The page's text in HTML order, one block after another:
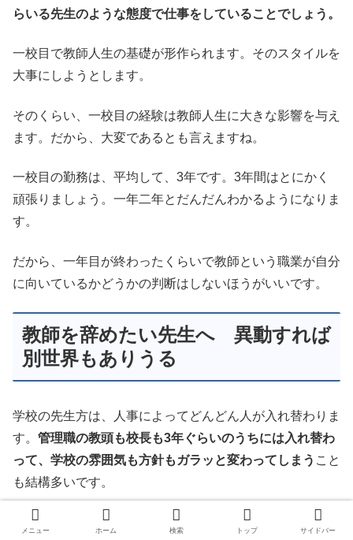
らいる先生のような態度で仕事をしていることでしょう。
一校目で教師人生の基礎が形作られます。そのスタイルを
大事にしようとします。
そのくらい、一校目の経験は教師人生に大きな影響を与え
ます。だから、大変であるとも言えますね。
一校目の勤務は、平均して、3年です。3年間はとにかく
頑張りましょう。一年二年とだんだんわかるようになりま
す。
だから、一年目が終わったくらいで教師という職業が自分
に向いているかどうかの判断はしないほうがいいです。
教師を辞めたい先生へ 異動すれば
別世界もありうる
学校の先生方は、人事によってどんどん人が入れ替わりま
す。 管理職の教頭も校長も3年ぐらいのうちには入れ替わ
って、学校の雰囲気も方針もガラッと変わってしまう こと
も結構多いです。
一緒に働く同僚も数年のうちにはバラバラになります。毎
メニュー ホーム 検索 トップ サイドバー